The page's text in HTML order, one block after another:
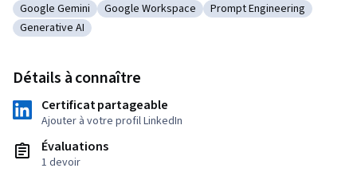
Catégorie : Google Gemini
Google Gemini Catégorie : Google Workspace
Google Workspace Catégorie : Prompt
Prompt Engineering
Catégorie : Generative AI
Generative AI
Détails à connaître
Certificat partageable
Ajouter à votre profil LinkedIn
Évaluations
1 devoir